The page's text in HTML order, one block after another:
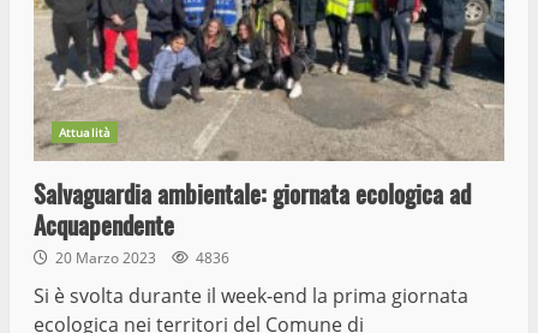
Attualità
Salvaguardia ambientale: giornata ecologica ad
Acquapendente
20 Marzo 2023 4836
Si è svolta durante il week-end la prima giornata
ecologica nei territori del Comune di